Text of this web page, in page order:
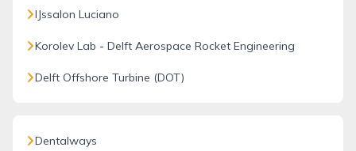
IJssalon Luciano
Korolev Lab - Delft Aerospace Rocket Engineering
Delft Offshore Turbine (DOT)
Dentalways